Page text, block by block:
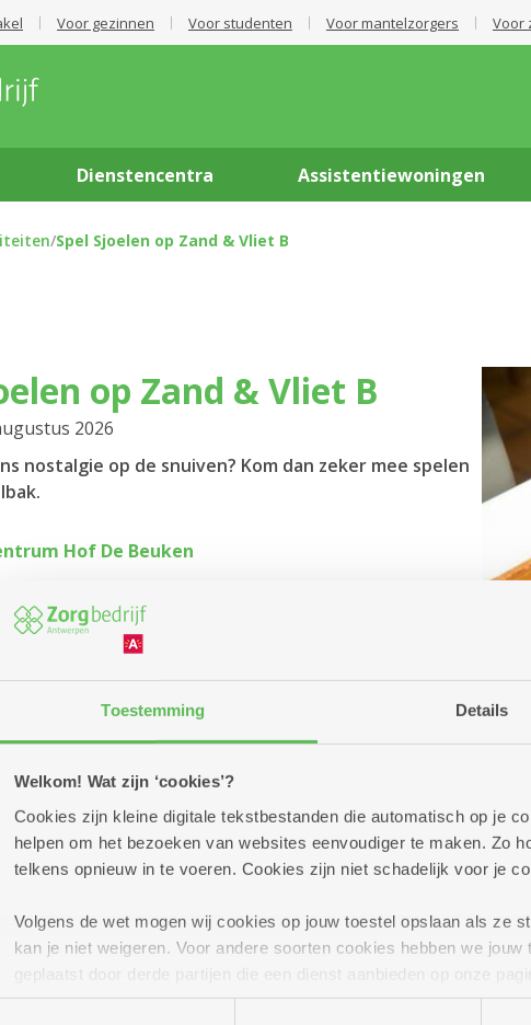
Toestemming Details
Welkom! Wat zijn ‘cookies’?
Cookies zijn kleine digitale tekstbestanden die automatisch op je
helpen om het bezoeken van websites eenvoudiger te maken. Zo
telkens opnieuw in te voeren. Cookies zijn niet schadelijk voor je
Volgens de wet mogen wij cookies op jouw toestel opslaan als ze
kan je niet weigeren. Voor andere soorten cookies hebben we
geplaatst door derde partijen die een dienst aanbieden op onze
(geanonimiseerd) gebruik van onze site voor social media,
Voor gezinnen Voor studenten Voor mantelzorgers Voor
Dienstencentra Assistentiewoningen
/Spel Sjoelen op Zand & Vliet B
op Zand & Vliet B
2026
nostalgie op de snuiven? Kom dan zeker mee spelen
Hof De Beuken
19 augustus 2026